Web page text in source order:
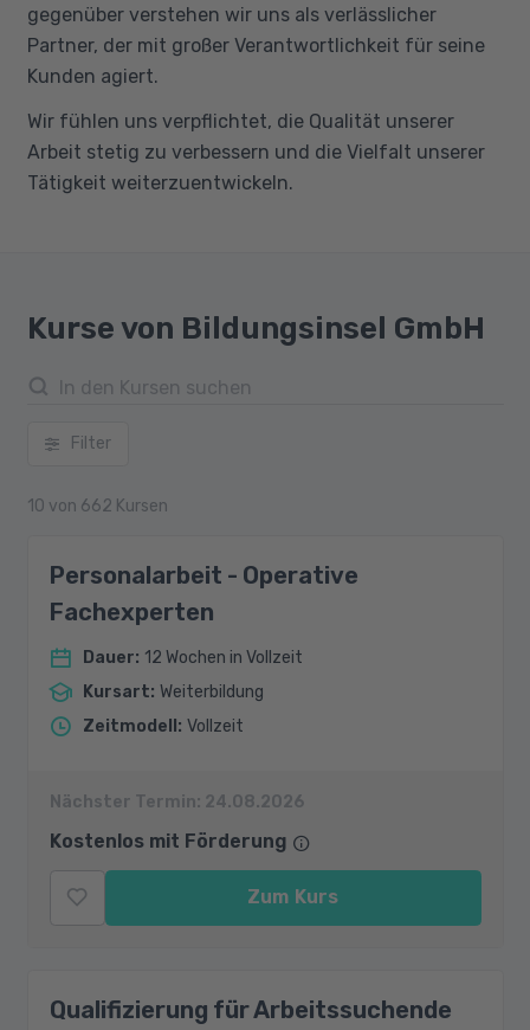
gegenüber verstehen wir uns als verlässlicher
Partner, der mit großer Verantwortlichkeit für seine
Kunden agiert.
Wir fühlen uns verpflichtet, die Qualität unserer
Arbeit stetig zu verbessern und die Vielfalt unserer
Tätigkeit weiterzuentwickeln.
Kurse von Bildungsinsel GmbH
Filter
10 von 662 Kursen
Personalarbeit - Operative
Fachexperten
Dauer: 12 Wochen in Vollzeit
Kursart: Weiterbildung
Zeitmodell : Vollzeit
Nächster Termin: 24.08.2026
Kostenlos mit Förderung
Zum Kurs
Qualifizierung für Arbeitssuchende